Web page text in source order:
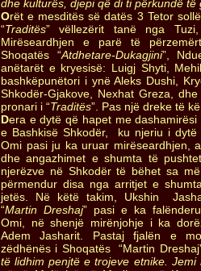
dhe kulturës, djepi që di ti përkundë të
Orët e mesditës së datës 3 Tetor
“Traditës” vëllezërit tanë nga
Mirëseardhjen e parë të
Shoqatës “Atdhetare-Dukagjini”,
anëtarët e kryesisë: Luigj Shyti,
bashkëpunëtori i ynë Aleks Dushi,
Shkodër-Gjakove, Nexhat Greza,
pronari i “Traditës”. Pas një dreke të
Dera e dytë që hapet me
e Bashkisë Shkodër, ku njeriu i dytë
Omi pasi ju ka uruar mirëseardhjen,
dhe angazhimet e shumta të
njerëzve në Shkodër të bëhet sa
përmendur disa nga arritjet e
jetës. Në këtë takim, Ukshin
“Martin Dreshaj” pasi e ka
Omi, në shenjë mirënjohje i ka
Adem Jasharit. Pastaj fjalën e
zëdhënës i Shoqatës “Martin
të lidhim penjtë e trojeve etnike.